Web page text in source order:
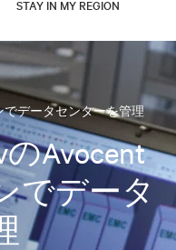
STAY IN MY REGION
でデータセンターを管理
のAvocent
でデータ